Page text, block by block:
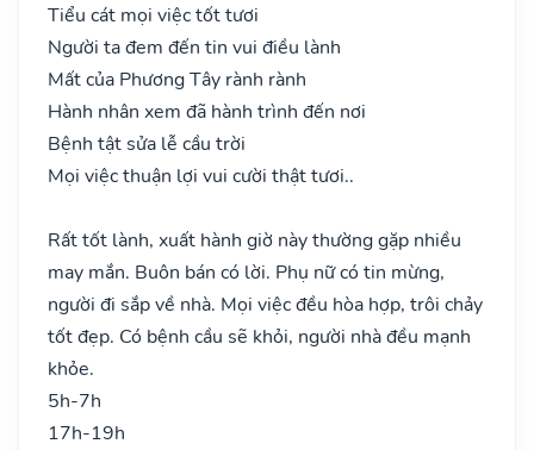
Tiểu cát mọi việc tốt tươi
Người ta đem đến tin vui điều lành
Mất của Phương Tây rành rành
Hành nhân xem đã hành trình đến nơi
Bệnh tật sửa lễ cầu trời
Mọi việc thuận lợi vui cười thật tươi..
Rất tốt lành, xuất hành giờ này thường gặp nhiều
may mắn. Buôn bán có lời. Phụ nữ có tin mừng,
người đi sắp về nhà. Mọi việc đều hòa hợp, trôi chảy
tốt đẹp. Có bệnh cầu sẽ khỏi, người nhà đều mạnh
khỏe.
5h-7h
17h-19h